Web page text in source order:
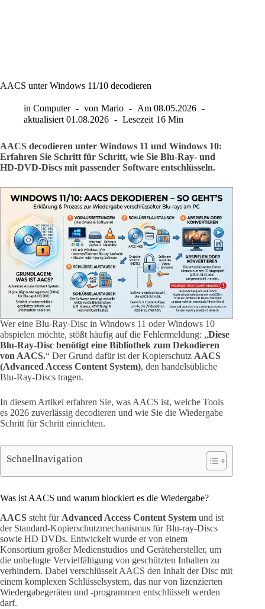
AACS unter Windows 11/10 decodieren
in Computer von Mario Am 08.05.2026
aktualisiert 01.08.2026 Lesezeit 16 Min
AACS decodieren unter Windows 11 und Windows 10:
Erfahren Sie Schritt für Schritt, wie Sie Blu-Ray- und
HD-DVD-Discs mit passender Software entschlüsseln.
Wer eine Blu-Ray-Disc in Windows 11 oder Windows 10
abspielen möchte, stößt häufig auf die Fehlermeldung: „Diese
Blu-Ray-Disc benötigt eine Bibliothek zum Dekodieren
von AACS.“ Der Grund dafür ist der Kopierschutz AACS
(Advanced Access Content System), den handelsübliche
Blu-Ray-Discs tragen.
In diesem Artikel erfahren Sie, was AACS ist, welche Tools
es 2026 zuverlässig decodieren und wie Sie die Wiedergabe
Schritt für Schritt einrichten.
Schnellnavigation
Was ist AACS und warum blockiert es die Wiedergabe?
AACS steht für Advanced Access Content System und ist
der Standard-Kopierschutzmechanismus für Blu-ray-Discs
sowie HD DVDs. Entwickelt wurde er von einem
Konsortium großer Medienstudios und Gerätehersteller, um
die unbefugte Vervielfältigung von geschützten Inhalten zu
verhindern. Dabei verschlüsselt AACS den Inhalt der Disc mit
einem komplexen Schlüsselsystem, das nur von lizenzierten
Wiedergabegeräten und -programmen entschlüsselt werden
darf.